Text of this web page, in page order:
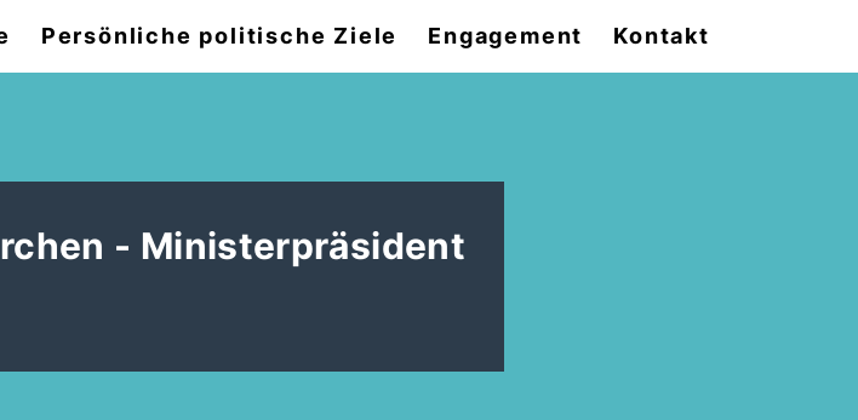
Persönliche politische Ziele Engagement Kontakt
- Ministerpräsident